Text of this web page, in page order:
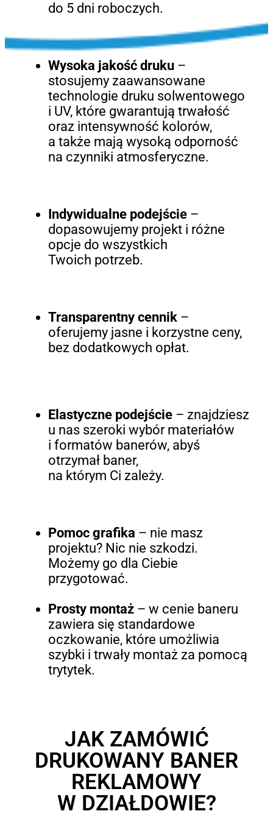
do 5 dni roboczych.
Wysoka jakość druku–
stosujemy zaawansowane
technologie druku solwentowego
i UV, które gwarantują trwałość
oraz intensywność kolorów,
a także mają wysoką odporność
na czynniki atmosferyczne.
Indywidualne podejście–
dopasowujemy projekt i różne
opcje do wszystkich
Twoich potrzeb.
Transparentny cennik–
oferujemy jasne i korzystne ceny,
bez dodatkowych opłat.
Elastyczne podejście– znajdziesz
u nas szeroki wybór materiałów
i formatów banerów, abyś
otrzymał baner,
na którym Ci zależy.
Pomoc grafika – nie masz
projektu? Nic nie szkodzi.
Możemy go dla Ciebie
przygotować.
Prosty montaż – w cenie baneru
zawiera się standardowe
oczkowanie, które umożliwia
szybki i trwały montaż za pomocą
trytytek.
JAK ZAMÓWIĆ
DRUKOWANY BANER
REKLAMOWY
W DZIAŁDOWIE?